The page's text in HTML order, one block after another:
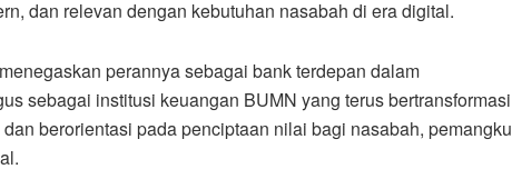
dan relevan dengan kebutuhan nasabah di era digital.
perannya sebagai bank terdepan dalam
sebagai institusi keuangan BUMN yang terus bertransformasi
berorientasi pada penciptaan nilai bagi nasabah, pemangku